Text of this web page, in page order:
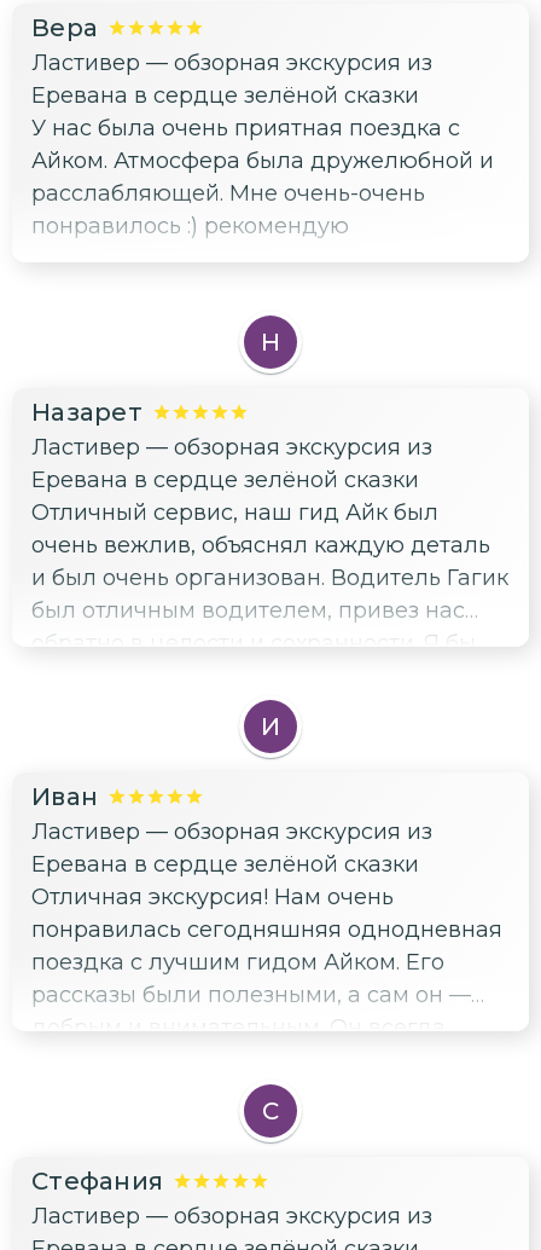
Вера
Ластивер — обзорная экскурсия из
Еревана в сердце зелёной сказки
У нас была очень приятная поездка с
Айком. Атмосфера была дружелюбной и
расслабляющей. Мне очень-очень
понравилось :) рекомендую
Н
Назарет
Ластивер — обзорная экскурсия из
Еревана в сердце зелёной сказки
Отличный сервис, наш гид Айк был
очень вежлив, объяснял каждую деталь
и был очень организован. Водитель Гагик
был отличным водителем, привез нас
обратно в целости и сохранности. Я бы
твою работу, было приятно с тобой
И
Иван
Ластивер — обзорная экскурсия из
Еревана в сердце зелёной сказки
Отличная экскурсия! ​Нам очень
понравилась сегодняшняя однодневная
поездка с лучшим гидом Айком. Его
рассказы были полезными, а сам он —
добрым и внимательным. Он всегда
С
Стефания
Ластивер — обзорная экскурсия из